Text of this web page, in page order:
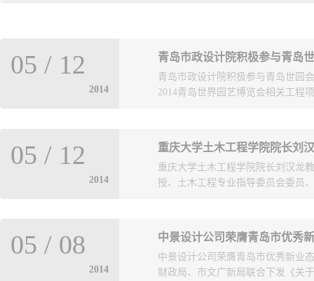
青岛市政设计院积极参与青岛
2014
05 / 12
青岛市政设计院积极参与青岛世园
2014青岛世界园艺博览会相关工程
岛市政设计院代建、设计的2014
中华园中部，北邻齐鲁广场，南与
为主题，分为室外景观与主题构筑
科技、特色环保低碳、绿色生态等
重庆大学土木工程学院院长刘
2014
05 / 12
重庆大学土木工程学院院长刘汉龙
授、土木工程专业指导委员会委员
龙教授，应邀来青岛市政设计院访
告，详细介绍了国内外软土地基处
同时，介绍了科研创新的方法，阐
解和交流，开阔了从业人员的视野
中景设计公司荣膺青岛市优秀
2014
05 / 08
中景设计公司荣膺青岛市优秀新业
财政局、市文广新局联合下发《关